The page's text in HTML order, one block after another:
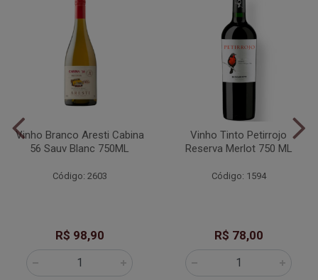
Vinho Branco Aresti Cabina
56 Sauv Blanc 750ML
Código: 2603
R$ 98,90
Vinho Tinto Petirrojo
Reserva Merlot 750 ML
Código: 1594
R$ 78,00